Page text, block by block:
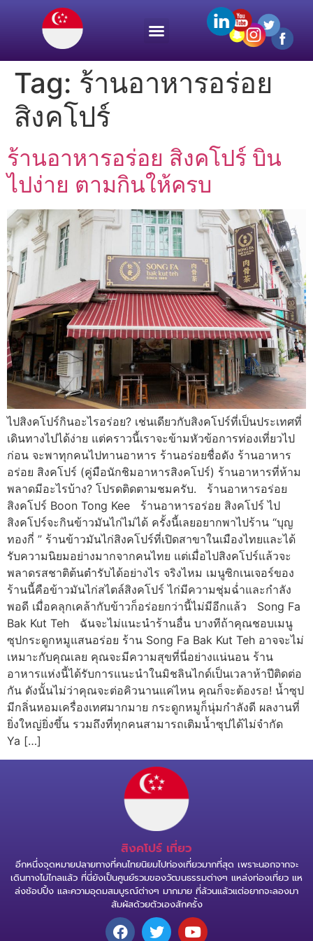
Tag: ร้านอาหารอร่อย
สิงคโปร์
ร้านอาหารอร่อย สิงคโปร์ บิน
ไปง่าย ตามกินให้ครบ
ไปสิงคโปร์กินอะไรอร่อย? เช่นเดียวกับสิงคโปร์ที่เป็นประเทศที่
เดินทางไปได้ง่าย แต่คราวนี้เราจะข้ามหัวข้อการท่องเที่ยวไป
ก่อน จะพาทุกคนไปทานอาหาร ร้านอร่อยชื่อดัง ร้านอาหาร
อร่อย สิงคโปร์ (คู่มือนักชิมอาหารสิงคโปร์) ร้านอาหารที่ห้าม
พลาดมีอะไรบ้าง? โปรดติดตามชมครับ. ร้านอาหารอร่อย
สิงคโปร์ Boon Tong Kee ร้านอาหารอร่อย สิงคโปร์ ไป
สิงคโปร์จะกินข้าวมันไก่ไม่ได้ ครั้งนี้เลยอยากพาไปร้าน “บุญ
ทองกี่ ” ร้านข้าวมันไก่สิงคโปร์ที่เปิดสาขาในเมืองไทยและได้
รับความนิยมอย่างมากจากคนไทย แต่เมื่อไปสิงคโปร์แล้วจะ
พลาดรสชาติต้นตำรับได้อย่างไร จริงไหม เมนูซิกเนเจอร์ของ
ร้านนี้คือข้าวมันไก่สไตล์สิงคโปร์ ไก่มีความชุ่มฉ่ำและกำลัง
พอดี เมื่อคลุกเคล้ากับข้าวก็อร่อยกว่านี้ไม่มีอีกแล้ว Song Fa
Bak Kut Teh ฉันจะไม่แนะนำร้านอื่น บางทีถ้าคุณชอบเมนู
ซุปกระดูกหมูแสนอร่อย ร้าน Song Fa Bak Kut Teh อาจจะไม่
เหมาะกับคุณเลย คุณจะมีความสุขที่นี่อย่างแน่นอน ร้าน
อาหารแห่งนี้ได้รับการแนะนำในมิชลินไกด์เป็นเวลาห้าปีติดต่อ
กัน ดังนั้นไม่ว่าคุณจะต่อคิวนานแค่ไหน คุณก็จะต้องรอ! น้ำซุป
มีกลิ่นหอมเครื่องเทศมากมาย กระดูกหมูก็นุ่มกำลังดี ผลงานที่
ยิ่งใหญ่ยิ่งขึ้น รวมถึงที่ทุกคนสามารถเติมน้ำซุปได้ไม่จำกัด
Ya […]
สิงคโปร์ เที่ยว
อีกหนึ่งจุดหมายปลายทางที่คนไทยนิยมไปท่องเที่ยวมากที่สุด เพราะนอกจากจะ
เดินทางไม่ไกลแล้ว ที่นี่ยังเป็นศูนย์รวมของวัฒนธรรมต่างๆ แหล่งท่องเที่ยว แห
ล่งช้อปปิ้ง และความอุดมสมบูรณ์ต่างๆ มากมาย ที่ล้วนแล้วแต่อยากจะลองมา
สัมผัสด้วยตัวเองสักครั้ง